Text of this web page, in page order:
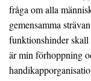
fråga om alla
gemensamma
funktionshinder skall
är min förhoppning